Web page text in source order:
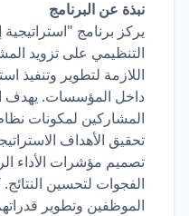
نبذة عن البرنامج
يركز برنامج
التنظيمي على تزويد
اللازمة لتطوير وتنفيذ
داخل المؤسسات. يهدف
المشاركين لمكونات نظام
تحقيق الأهداف
تصميم مؤشرات الأداء
الفجوات لتحسين
الموظفين وتطوير